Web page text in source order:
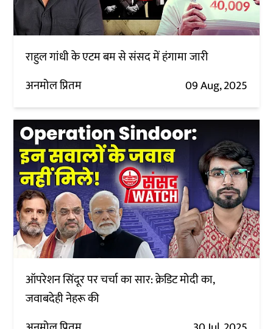
राहुल गांधी के एटम बम से संसद में हंगामा जारी
अनमोल प्रितम
09 Aug, 2025
ऑपरेशन सिंदूर पर चर्चा का सार: क्रेडिट मोदी का,
जवाबदेही नेहरू की